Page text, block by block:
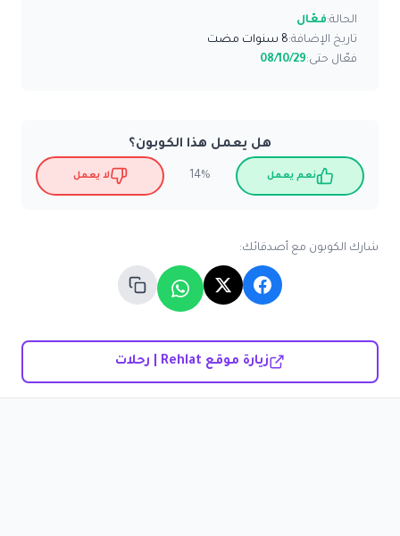
الحالة:فعّال
تاريخ الإضافة:8 سنوات مضت
فعّال حتى:08/10/29
هل يعمل هذا الكوبون؟
نعم يعمل 14% لا يعمل
شارك الكوبون مع أصدقائك:
زيارة موقع Rehlat | رحلات